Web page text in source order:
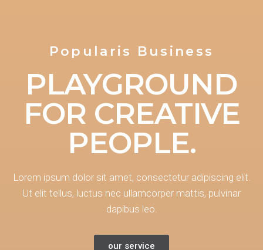
Popularis Business
PLAYGROUND
FOR CREATIVE
PEOPLE.
Lorem ipsum dolor sit amet, consectetur adipiscing elit.
Ut elit tellus, luctus nec ullamcorper mattis, pulvinar
dapibus leo.
our service